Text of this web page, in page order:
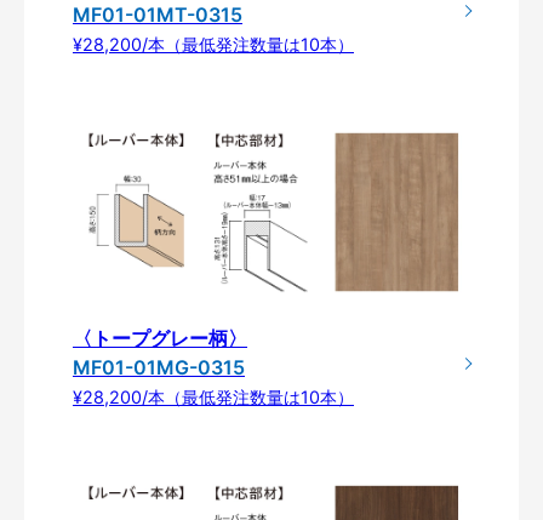
MF01-01MT-0315
¥28,200/本（最低発注数量は10本）
〈トープグレー柄〉
MF01-01MG-0315
¥28,200/本（最低発注数量は10本）